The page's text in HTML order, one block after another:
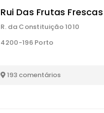
Rui Das Frutas
R. da Constituição 1010
4200-196 Porto
193 comentários